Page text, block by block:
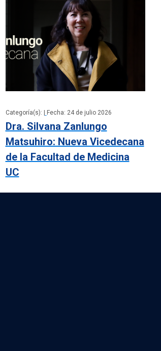
Categoría(s): | Fecha: 24 de julio 2026
Dra. Silvana Zanlungo
Matsuhiro: Nueva Vicedecana
de la Facultad de Medicina
UC